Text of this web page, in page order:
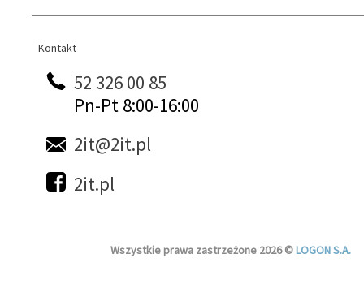
Kontakt
Kontakt
52 326 00 85
Pn-Pt 8:00-16:00
2it@2it.pl
2it.pl
Wszystkie prawa zastrzeżone 2026 ©LOGON S.A.